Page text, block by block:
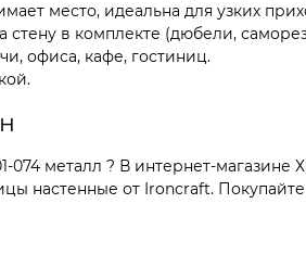
место, идеальна для узких
в комплекте (дюбели,
офиса, кафе, гостиниц.
металл ? В интернет-магазине
настенные от Ironcraft.